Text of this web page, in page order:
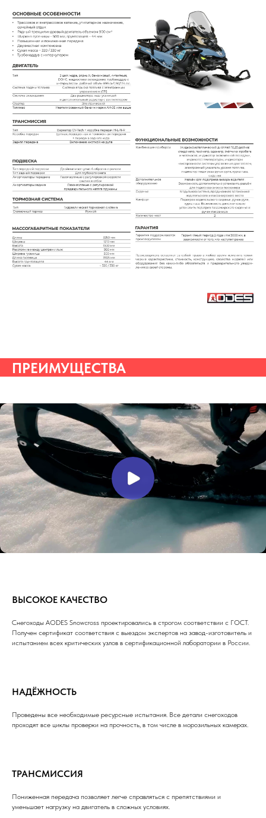
ПРЕИМУЩЕСТВА
ВЫСОКОЕ КАЧЕСТВО
Снегоходы AODES Snowcross проектировались в строгом соответствии с ГОСТ.
Получен сертификат соответствия с выездом экспертов на завод-изготовитель и
испытанием всех критических узлов в сертификационной лаборатории в России.
НАДЁЖНОСТЬ
Проведены все необходимые ресурсные испытания. Все детали снегоходов
проходят все циклы проверки на прочность, в том числе в морозильных камерах.
ТРАНСМИССИЯ
Пониженная передача позволяет легче справляться с препятствиями и
уменьшает нагрузку на двигатель в сложных условиях.